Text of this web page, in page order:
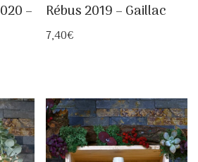
– Rébus 2019 – Gaillac
7,40€